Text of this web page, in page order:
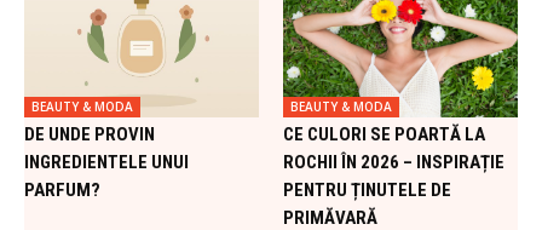
BEAUTY & MODA
DE UNDE PROVIN
INGREDIENTELE UNUI
PARFUM?
BEAUTY & MODA
CE CULORI SE POARTĂ LA
ROCHII ÎN 2026 – INSPIRAȚIE
PENTRU ȚINUTELE DE
PRIMĂVARĂ